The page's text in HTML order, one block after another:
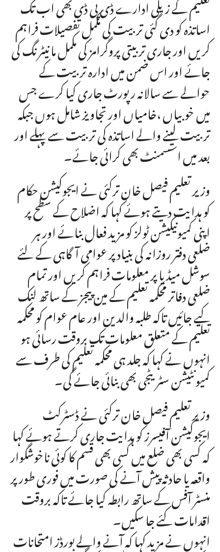
اساتذہ کو دی گئی تربیت کی مکمل تفصیلات فراہم
کریں اور جاری تربیتی پروگرامز کی مکمل مانیٹرنگ کی
جائے اور اس ضمن میں ادارہ تربیت کے
حوالے سے سالانہ رپورٹ جاری کیا کرے جس
میں خوبیاں ،خامیاں اور تجاویز شامل ہوں جبکہ
تربیت لینے والے اساتذہ کی تربیت سے پہلے اور
بعد میں اسسمنٹ بھی کرائی جائے۔
وزیر تعلیم فیصل خان ترکئی نے ایجوکیشن حکام
کو ہدایت دیتے ہوئے کہا کہ اضلاح کے سطح پر
اپنی کمیونیکیشن ٹولز کو مزید فعال بنائے اور ہر
ضلعی دفتر روزانہ کی بنیاد پر عوامی آگاہی کے لئے
سوشل میڈیا پر معلومات فراہم کریں اور تمام
ضلعی دفاتر محکمہ تعلیم کے مین پیجز کے ساتھ لنک
کیے جائیں تاکہ طلبہ والدین اور عام عوام کو محکمہ
تعلیم کے متعلق معلومات تک بروقت رسائی ہو
انہوں نے کہا کہ جلد ہی محکمہ تعلیم کی طرف سے
کمیونٹیشن سٹریٹجی بھی بنائی جائے گی۔
وزیر تعلیم فیصل خان ترکئی نے ڈسٹرکٹ
ایجوکیشن آفیسرز کو ہدایت جاری کرتے ہوئے کہا
کہ کسی بھی ضلع میں کسی بھی قسم کا کوئی ناخوشگوار
واقعہ یا حادثہ پیش آنے کی صورت میں فوری طور پر
منسٹر آفس کے ساتھ رابطہ کیا جائے تاکہ بروقت
اقدامات کئے جا سکیں۔
انہوں نے مزید کہا کہ آنے والے بورڈز امتحانات